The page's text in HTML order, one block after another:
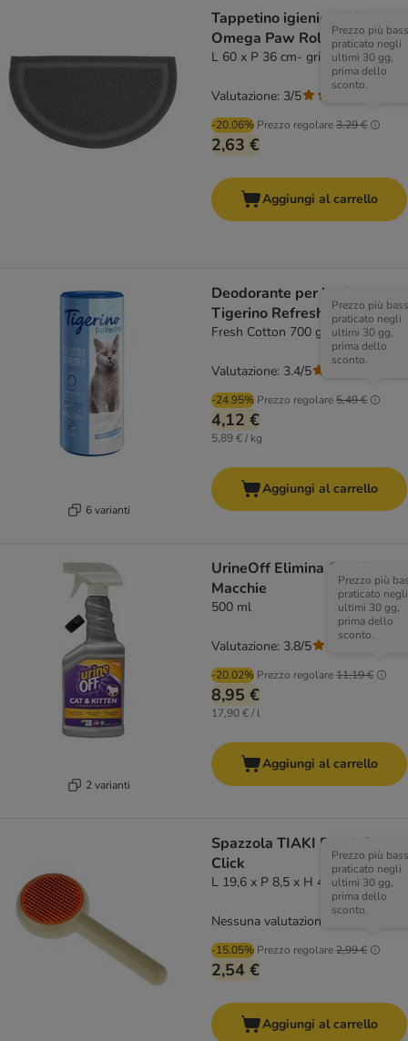
Tappetino igienico XXL
Omega Paw Roll'n Clean
L 60 x P 36 cm- grigio
-20.06% Prezzo regolare3,29 €
Prezzo più
praticato negli
ultimi 30 gg,
prima dello
sconto.
2,63 €
Valutazione: 3/5
Aggiungi al carrello
6 varianti
Deodorante per lettiera
Tigerino Refresher
Fresh Cotton 700 g
-24.95% Prezzo regolare5,49 €
Prezzo più
praticato negli
ultimi 30 gg,
prima dello
sconto.
4,12 €
5,89 € / kg
Valutazione: 3.4/5
Aggiungi al carrello
2 varianti
UrineOff Elimina Odori e
Macchie
500 ml
-20.02% Prezzo regolare11,19 €
Prezzo più
praticato negli
ultimi 30 gg,
prima dello
sconto.
8,95 €
17,90 € / l
Valutazione: 3.8/5
Aggiungi al carrello
Spazzola TIAKI Brush &
Click
L 19,6 x P 8,5 x H 4,6 cm
-15.05% Prezzo regolare2,99 €
Prezzo più
praticato negli
ultimi 30 gg,
prima dello
sconto.
2,54 €
Nessuna valutazione
Aggiungi al carrello